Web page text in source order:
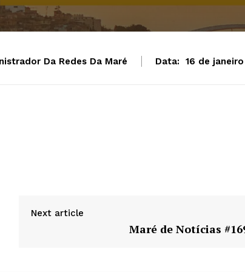
Company
Da Redes Da Maré Data: 16 de
Next article
Maré de Notícias